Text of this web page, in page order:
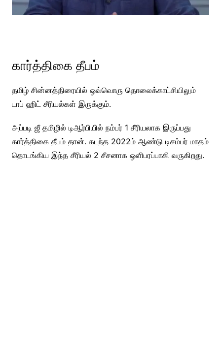
கார்த்திகை தீபம்
தமிழ் சின்னத்திரையில் ஒவ்வொரு தொலைக்காட்சியிலும்
டாப் ஹிட் சீரியல்கள் இருக்கும்.
அப்படி ஜீ தமிழில் டிஆர்பியில் நம்பர் 1 சீரியலாக இருப்பது
கார்த்திகை தீபம் தான். கடந்த 2022ம் ஆண்டு டிசம்பர் மாதம்
தொடங்கிய இந்த சீரியல் 2 சீசனாக ஒளிபரப்பாகி வருகிறது.